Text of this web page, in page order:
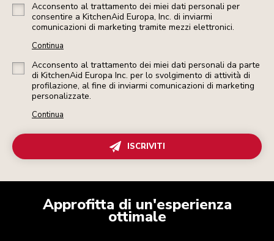
Acconsento al trattamento dei miei dati personali per
consentire a KitchenAid Europa, Inc. di inviarmi
comunicazioni di marketing tramite mezzi elettronici.
Continua
Acconsento al trattamento dei miei dati personali da parte
di KitchenAid Europa Inc. per lo svolgimento di attività di
profilazione, al fine di inviarmi comunicazioni di marketing
personalizzate.
Continua
ISCRIVITI
Approfitta di un'esperienza
ottimale